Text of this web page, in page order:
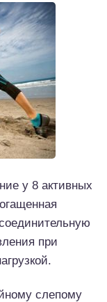
у 8 активных
при
слепому